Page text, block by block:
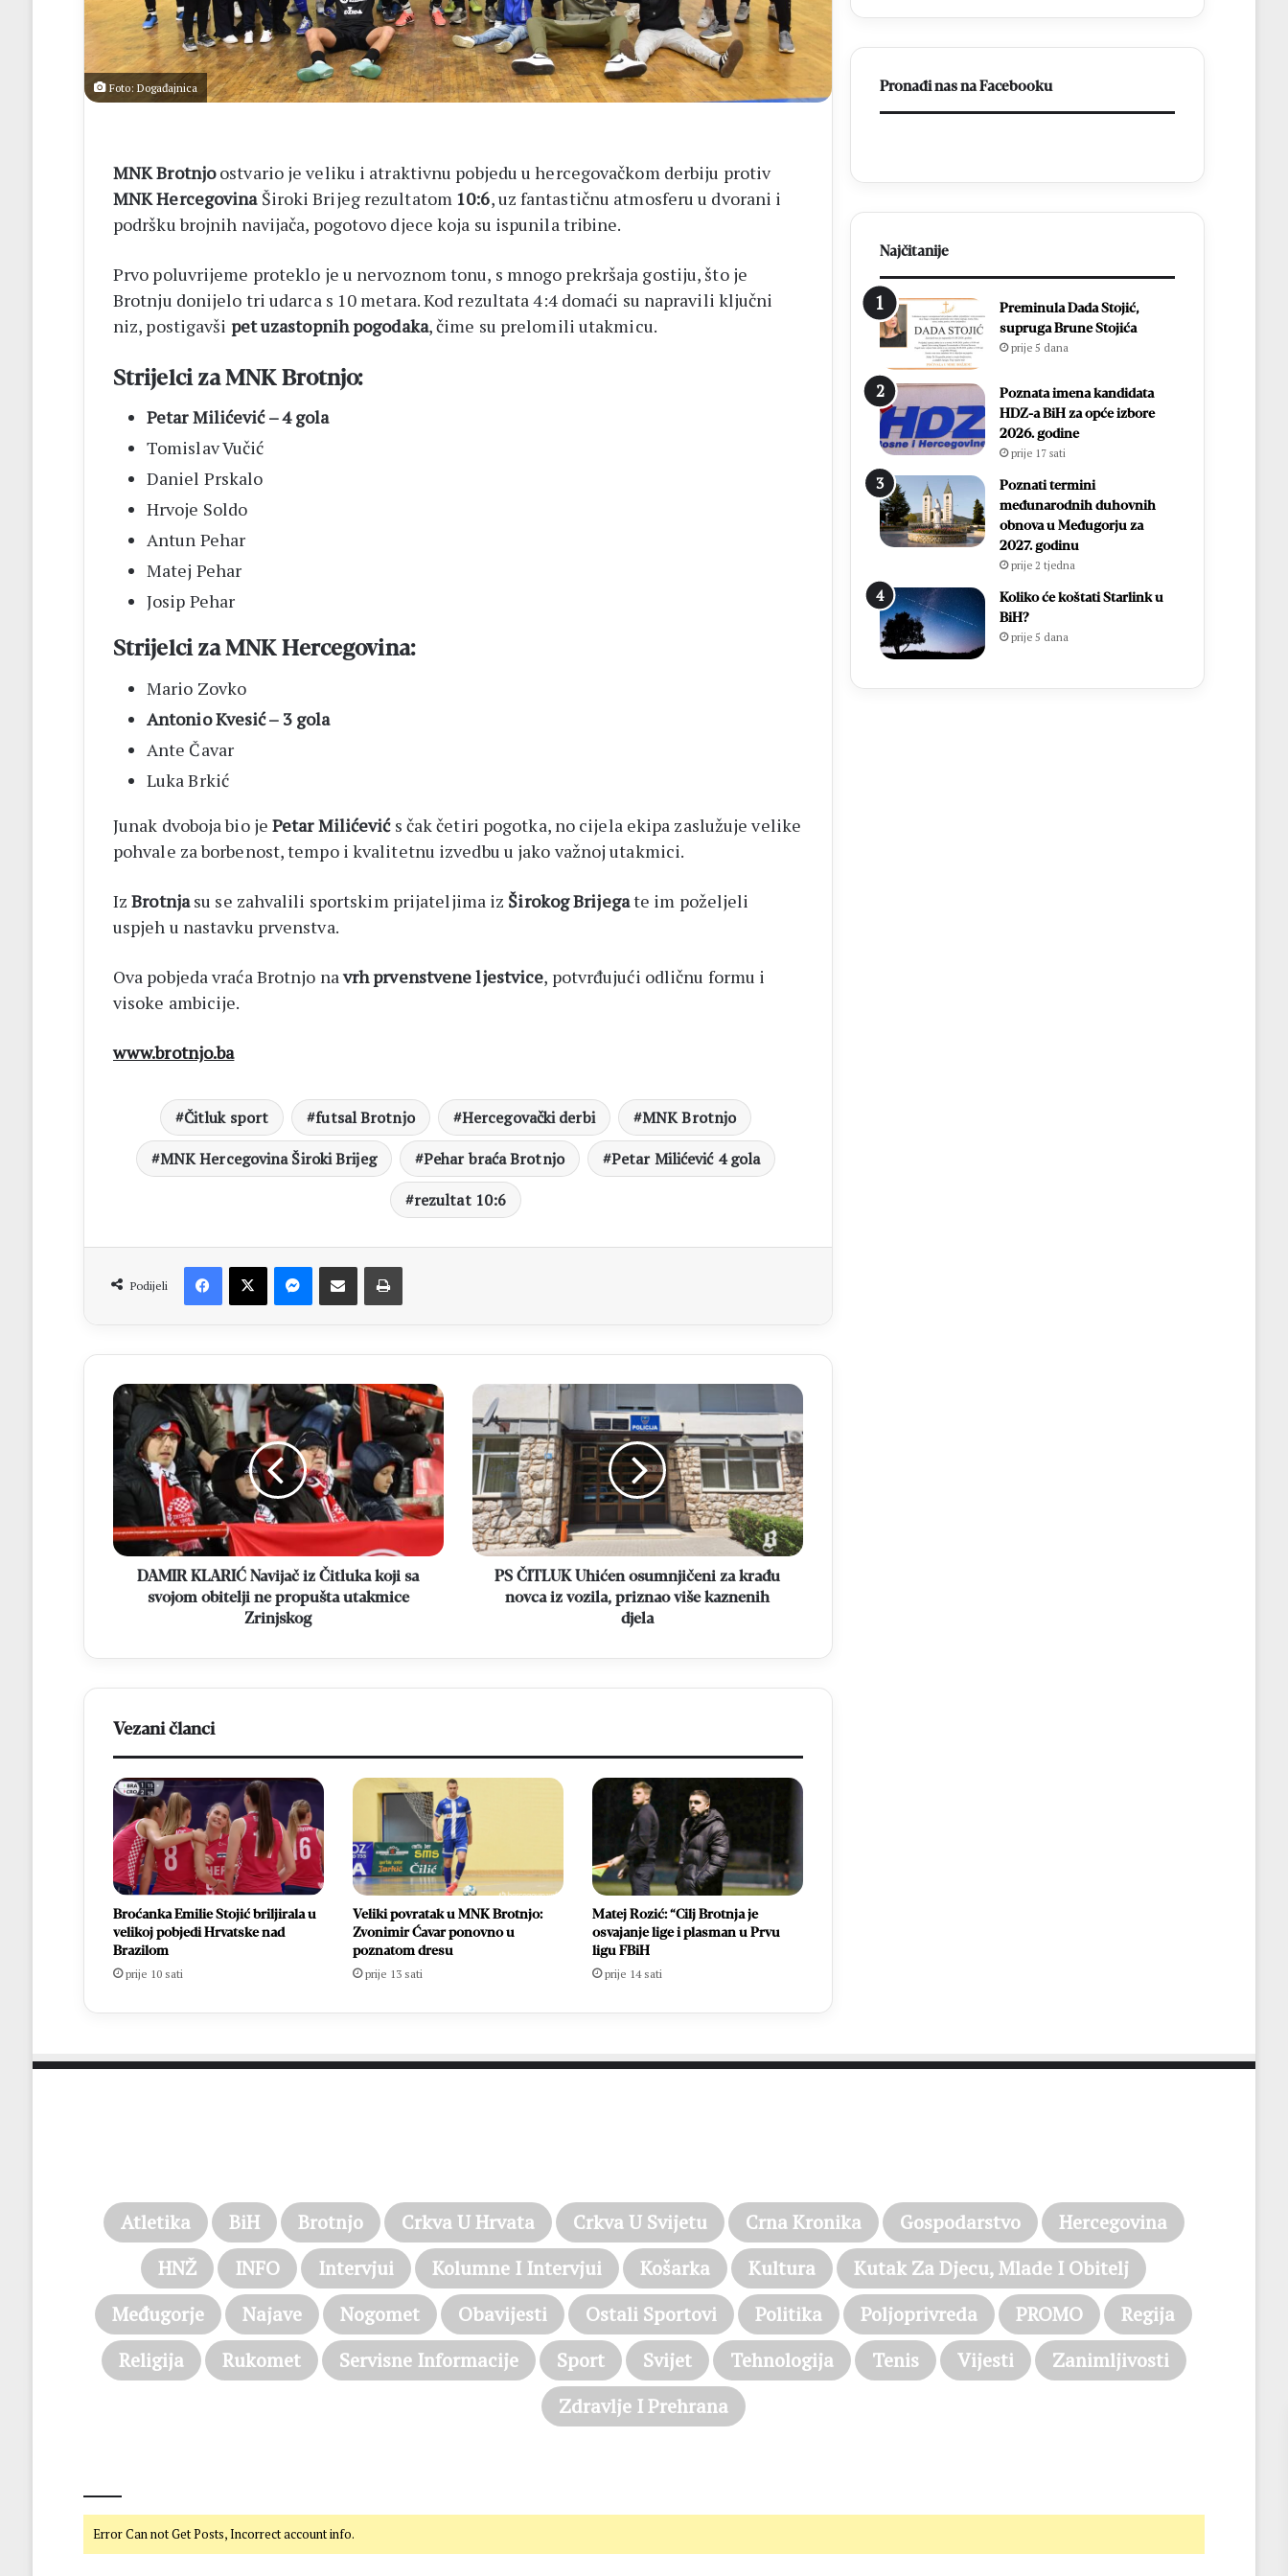
Foto: Događajnica
MNK Brotnjoostvario je veliku i atraktivnu pobjedu u hercegovačkom derbiju protiv
MNK Hercegovina Široki Brijeg rezultatom 10:6, uz fantastičnu atmosferu u dvorani i
podršku brojnih navijača, pogotovo djece koja su ispunila tribine.
Prvo poluvrijeme proteklo je u nervoznom tonu, s mnogo prekršaja gostiju, što je
Brotnju donijelo tri udarca s 10 metara. Kod rezultata 4:4 domaći su napravili ključni
niz, postigavši pet uzastopnih pogodaka, čime su prelomili utakmicu.
Strijelci za MNK Brotnjo:
Petar Milićević – 4 gola
Tomislav Vučić
Daniel Prskalo
Hrvoje Soldo
Antun Pehar
Matej Pehar
Josip Pehar
Strijelci za MNK Hercegovina:
Mario Zovko
Antonio Kvesić – 3 gola
Ante Čavar
Luka Brkić
Junak dvoboja bio jePetar Milićevićs čak četiri pogotka, no cijela ekipa zaslužuje velike
pohvale za borbenost, tempo i kvalitetnu izvedbu u jako važnoj utakmici.
IzBrotnjasu se zahvalili sportskim prijateljima iz Širokog Brijegate im poželjeli
uspjeh u nastavku prvenstva.
Ova pobjeda vraća Brotnjo navrh prvenstvene ljestvice, potvrđujući odličnu formu i
visoke ambicije.
www.brotnjo.ba
Čitluk sport futsal Brotnjo Hercegovački derbi
MNK Brotnjo
MNK Hercegovina Široki Brijeg
Pehar braća Brotnjo
Petar Milićević 4 gola
rezultat 10:6
Podijeli
Facebook
X MessengerDijeli putem Emaila Printaj
DAMIR
KLARIĆ
Navijač
iz
Čitluka
koji
svojom
obitelji
propušta
DAMIR KLARIĆ Navijač iz Čitluka koji sa
svojom obitelji ne propušta utakmice
Zrinjskog
PS
ČITLUK
Uhićen
osumnjičeni
za
krađu
novca
iz
vozila,
priznaoPS ČITLUK Uhićen osumnjičeni za krađu
novca iz vozila, priznao više kaznenih
djela
Vezani članci
Broćanka Emilie Stojić briljirala u
velikoj pobjedi Hrvatske nad
Brazilom
prije 10 sati
Veliki povratak u MNK Brotnjo:
Zvonimir Ćavar ponovno u
poznatom dresu
prije 13 sati
Matej Rozić: “Cilj Brotnja je
osvajanje lige i plasman u Prvu
ligu FBiH
prije 14 sati
14
biskupa
Pronađi nas na Facebooku
Najčitanije
Preminula Dada Stojić,
supruga Brune Stojića
prije 5 dana
Poznata imena kandidata
HDZ-a BiH za opće izbore
2026. godine
prije 17 sati
Poznati termini
međunarodnih duhovnih
obnova u Međugorju za
2027. godinu
prije 2 tjedna
Koliko će koštati Starlink u
BiH?
prije 5 dana
Atletika BiH Brotnjo Crkva U Hrvata Crkva U Svijetu Crna Kronika Gospodarstvo
Hercegovina
HNŽ
INFO Intervjui Kolumne I Intervjui Košarka Kultura
Kutak Za Djecu, Mlade I Obitelj
Međugorje
Najave Nogomet Obavijesti Ostali Sportovi Politika Poljoprivreda PROMO
Regija
Religija
Rukomet Servisne Informacije Sport Svijet Tehnologija Tenis Vijesti
Zanimljivosti
Zdravlje I Prehrana
Error Can not Get Posts, Incorrect account info.